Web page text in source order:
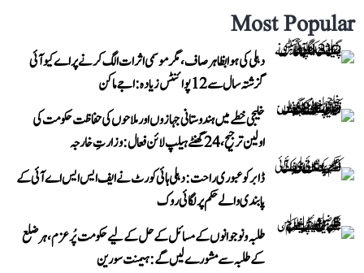
Most Popular
دہلی کی ہوا بظاہر صاف، مگر موسمی اثرات الگ کرنے پر اے کیو آئی
گزشتہ سال سے 12 پوائنٹس زیادہ: اجے ماکن
خلیجی خطے میں ہندوستانی جہازوں اور ملاحوں کی حفاظت حکومت کی
اولین ترجیح، 24 گھنٹے ہیلپ لائن فعال: وزارتِ خارجہ
ڈابر کو عبوری راحت: دہلی ہائی کورٹ نے ایف ایس ایس اے آئی کے
پابندی والے حکم پر لگائی روک
طلبہ و نوجوانوں کے مسائل کے حل کے لیے حکومت پُرعزم، ہر ضلع
کے طلبہ سے مشورے لیں گے: ہیمنت سورین